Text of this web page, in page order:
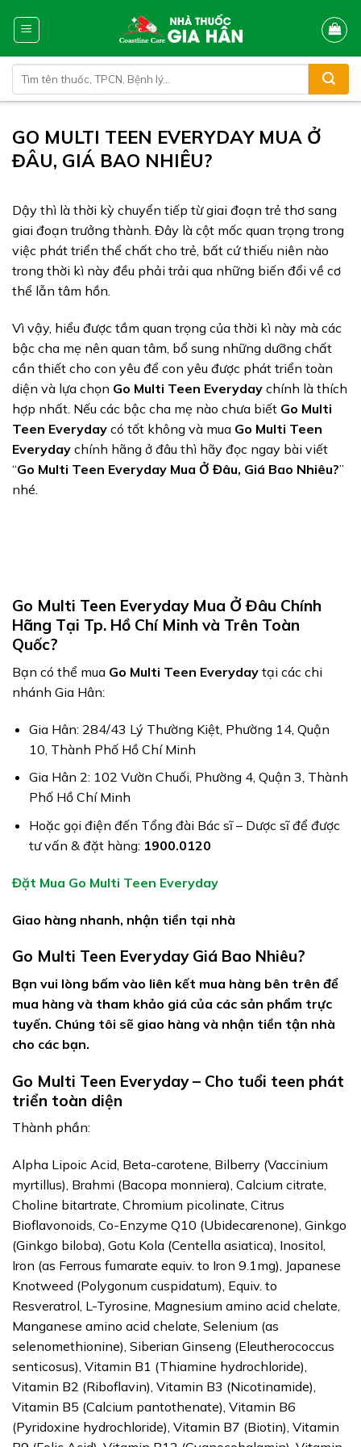
kiếm:
GO MULTI TEEN EVERYDAY MUA Ở
ĐÂU, GIÁ BAO NHIÊU?
Dậy thì là thời kỳ chuyển tiếp từ giai đoạn trẻ thơ sang
giai đoạn trưởng thành. Đây là cột mốc quan trọng trong
việc phát triển thể chất cho trẻ, bất cứ thiếu niên nào
trong thời kì này đều phải trải qua những biến đổi về cơ
thể lẫn tâm hồn.
Vì vậy, hiểu được tầm quan trọng của thời kì này mà các
bậc cha mẹ nên quan tâm, bổ sung những dưỡng chất
cần thiết cho con yêu để con yêu được phát triển toàn
diện và lựa chọn Go Multi Teen Everyday chính là thích
hợp nhất. Nếu các bậc cha mẹ nào chưa biết Go Multi
Teen Everyday có tốt không và mua Go Multi Teen
Everyday chính hãng ở đâu thì hãy đọc ngay bài viết
“Go Multi Teen Everyday Mua Ở Đâu, Giá Bao Nhiêu?”
nhé.
Go Multi Teen Everyday Mua Ở Đâu Chính
Hãng Tại Tp. Hồ Chí Minh và Trên Toàn
Quốc?
Bạn có thể mua Go Multi Teen Everyday tại các chi
nhánh Gia Hân:
Gia Hân: 284/43 Lý Thường Kiệt, Phường 14, Quận
10, Thành Phố Hồ Chí Minh
Gia Hân 2: 102 Vườn Chuối, Phường 4, Quận 3, Thành
Phố Hồ Chí Minh
Hoặc gọi điện đến Tổng đài Bác sĩ – Dược sĩ để được
tư vấn & đặt hàng: 1900.0120
Đặt Mua Go Multi Teen Everyday
Giao hàng nhanh, nhận tiền tại nhà
Go Multi Teen Everyday Giá Bao Nhiêu?
Bạn vui lòng bấm vào liên kết mua hàng bên trên để
mua hàng và tham khảo giá của các sản phẩm trực
tuyến. Chúng tôi sẽ giao hàng và nhận tiền tận nhà
cho các bạn.
Go Multi Teen Everyday – Cho tuổi teen phát
triển toàn diện
Thành phần:
Alpha Lipoic Acid, Beta-carotene, Bilberry (Vaccinium
myrtillus), Brahmi (Bacopa monniera), Calcium citrate,
Choline bitartrate, Chromium picolinate, Citrus
Bioflavonoids, Co-Enzyme Q10 (Ubidecarenone), Ginkgo
(Ginkgo biloba), Gotu Kola (Centella asiatica), Inositol,
Iron (as Ferrous fumarate equiv. to Iron 9.1mg), Japanese
Knotweed (Polygonum cuspidatum), Equiv. to
Resveratrol, L-Tyrosine, Magnesium amino acid chelate,
Manganese amino acid chelate, Selenium (as
selenomethionine), Siberian Ginseng (Eleutherococcus
senticosus), Vitamin B1 (Thiamine hydrochloride),
Vitamin B2 (Riboflavin), Vitamin B3 (Nicotinamide),
Vitamin B5 (Calcium pantothenate), Vitamin B6
(Pyridoxine hydrochloride), Vitamin B7 (Biotin), Vitamin